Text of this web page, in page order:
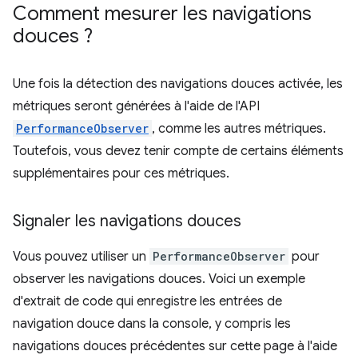
Comment mesurer les navigations
douces ?
Une fois la détection des navigations douces activée, les
métriques seront générées à l'aide de l'API
PerformanceObserver , comme les autres métriques.
Toutefois, vous devez tenir compte de certains éléments
supplémentaires pour ces métriques.
Signaler les navigations douces
Vous pouvez utiliser un PerformanceObserver pour
observer les navigations douces. Voici un exemple
d'extrait de code qui enregistre les entrées de
navigation douce dans la console, y compris les
navigations douces précédentes sur cette page à l'aide